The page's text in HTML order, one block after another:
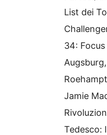
List dei
34: Focus
Jamie
Tedesco: